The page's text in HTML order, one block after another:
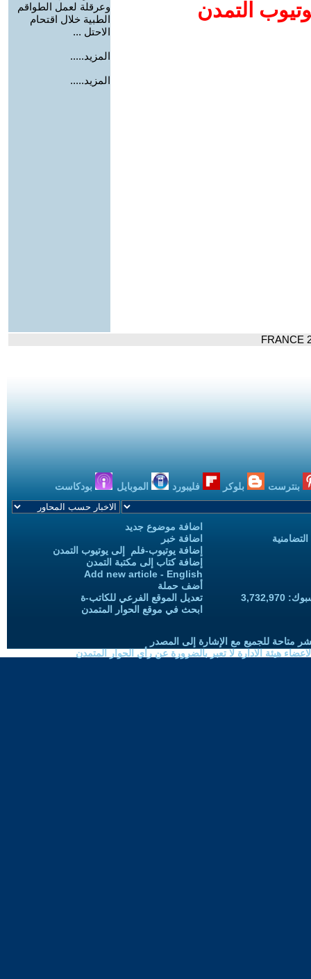
التمدن
وعرقلة لعمل الطواقم
الطبية خلال اقتحام
الاحتل ...
المزيد.....
المزيد.....
بنترست بلوكر فليبورد الموبايل بودكاست
اضافة موضوع جديد
اضافة خبر
إضافة يوتيوب-فلم إلى يوتيوب التمدن
إضافة كتاب إلى مكتبة التمدن
Add new article - English
أضف حملة
تعديل الموقع الفرعي للكاتب-ة
ابحث في موقع الحوار المتمدن
متاحة للجميع مع الإشارة إلى المصدر
هيئة الادارة لا تعبر بالضرورة عن رأي الحوار المتمدن